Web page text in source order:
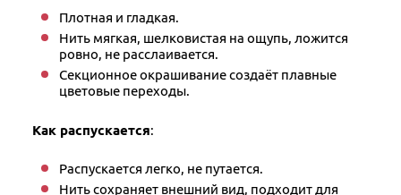
Плотная и гладкая.
Нить мягкая, шелковистая на ощупь, ложится
ровно, не расслаивается.
Секционное окрашивание создаёт плавные
цветовые переходы.
Как распускается:
Распускается легко, не путается.
Нить сохраняет внешний вид, подходит для